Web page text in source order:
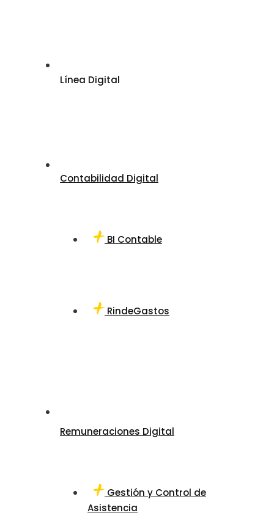
Línea Digital
Contabilidad Digital
BI Contable
RindeGastos
Remuneraciones Digital
Gestión y Control de
Asistencia